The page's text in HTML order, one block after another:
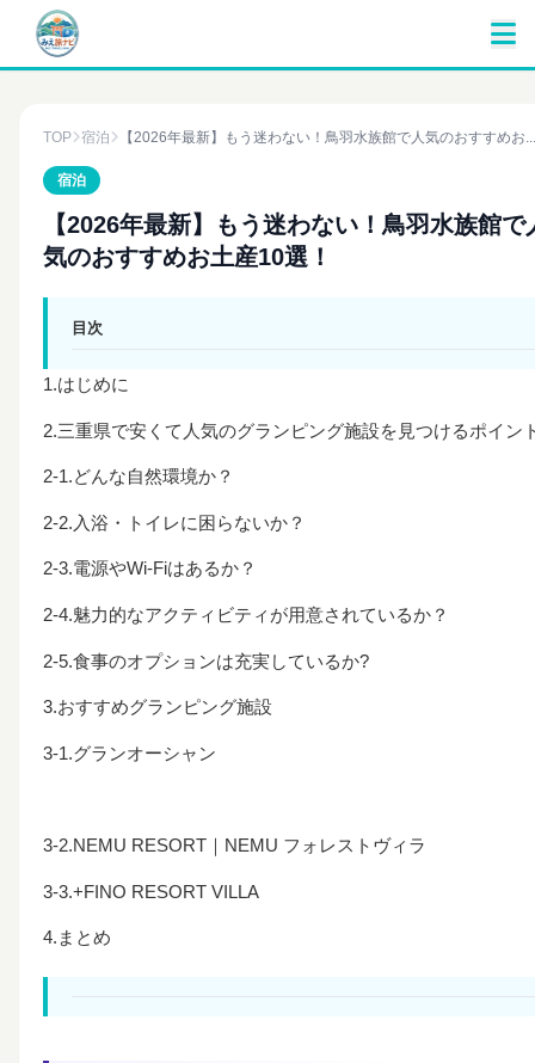
TOP 宿泊 【2026年最新】もう迷わない！鳥羽水族館で人気のおすすめお...
宿泊
【2026年最新】もう迷わない！鳥羽水族館で
気のおすすめお土産10選！
目次
1.はじめに
2.三重県で安くて人気のグランピング施設を見つけるポイン
2-1.どんな自然環境か？
2-2.入浴・トイレに困らないか？
2-3.電源やWi-Fiはあるか？
2-4.魅力的なアクティビティが用意されているか？
2-5.食事のオプションは充実しているか?
3.おすすめグランピング施設
3-1.グランオーシャン
3-2.NEMU RESORT｜NEMU フォレストヴィラ
3-3.+FINO RESORT VILLA
4.まとめ